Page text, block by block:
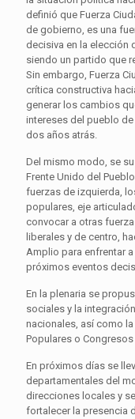
definió que Fuerza
de gobierno, es una
decisiva en la elección
siendo un partido que
Sin embargo, Fuerza
crítica constructiva
generar los cambios
intereses del pueblo
dos años atrás.
Del mismo modo, se
Frente Unido del
fuerzas de izquierda,
populares, eje
convocar a otras
liberales y de centro,
Amplio para enfrentar
próximos eventos
En la plenaria se
sociales y la
nacionales, así como
Populares o
En próximos días se
departamentales del
direcciones locales y
fortalecer la presencia